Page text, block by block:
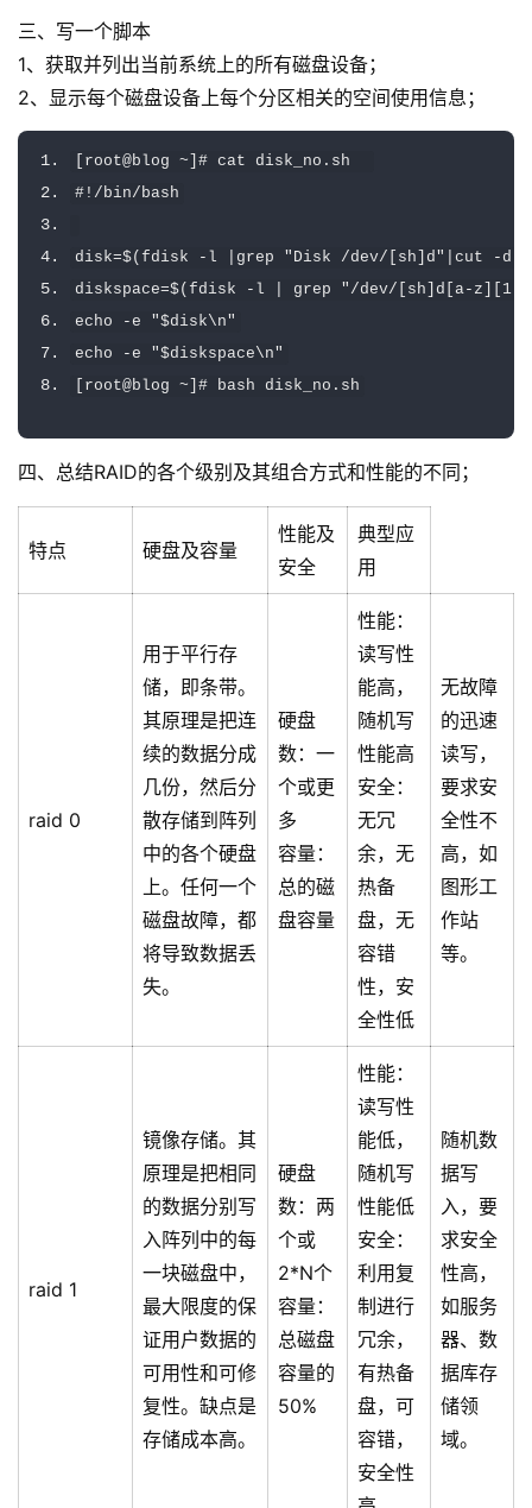
三、写一个脚本
1、获取并列出当前系统上的所有磁盘设备；
2、显示每个磁盘设备上每个分区相关的空间使用信息；
root@blog ~ ]# cat disk_no . sh
#!/bin/bash
disk=$( fdisk - l grep "Disk /dev/[sh]d" cut - d
diskspace=$( fdisk - l grep
"/dev/[sh]d[a-z][1-
echo
-e
"$disk\n"
echo
-e
"$diskspace\n"
root@blog ~ ]# bash disk_no . sh
四、总结RAID的各个级别及其组合方式和性能的不同；
特点 硬盘及容量
性能及
安全
典型应
用
raid 0
用于平行存
储，即条带。
其原理是把连
续的数据分成
几份，然后分
散存储到阵列
中的各个硬盘
上。任何一个
磁盘故障，都
将导致数据丢
失。
硬盘
数：一
个或更
多
容量：
总的磁
盘容量
性能：
读写性
能高，
随机写
性能高
安全：
无冗
余，无
热备
盘，无
容错
性，安
全性低
无故障
的迅速
读写，
要求安
全性不
高，如
图形工
作站
等。
raid 1
镜像存储。其
原理是把相同
的数据分别写
入阵列中的每
一块磁盘中，
最大限度的保
证用户数据的
可用性和可修
复性。缺点是
存储成本高。
硬盘
数：两
个或
2*N个
容量：
总磁盘
容量的
50%
性能：
读写性
能低，
随机写
性能低
安全：
利用复
制进行
冗余，
有热备
盘，可
容错，
安全性
随机数
据写
入，要
求安全
性高，
如服务
器、数
据库存
储领
域。